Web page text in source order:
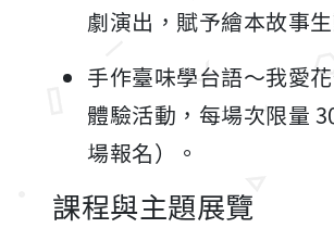
劇演出，賦予繪本故事
手作臺味學台語～我愛
體驗活動，每場次限量
場報名）。
課程與主題展覽